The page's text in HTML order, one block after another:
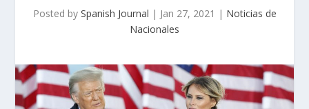
Posted by Spanish Journal | Jan 27, 2021 | Noticias de
Nacionales